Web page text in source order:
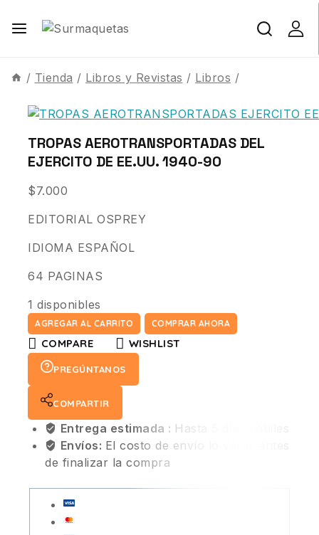
/ Tienda / Libros y Revistas / Libros /
TROPAS AEROTRANSPORTADAS DEL
EJERCITO DE EE.UU. 1940-90
$7.000
EDITORIAL OSPREY
IDIOMA ESPAÑOL
64 PAGINAS
1 disponibles
AGREGAR AL CARRITO COMPRAR AHORA
COMPARE WISHLIST
PREGÚNTANOS
COMPARTIR
Entrega estimada : Hasta 5 días hábiles
Envíos: El costo de envío lo verás antes
de finalizar la compra